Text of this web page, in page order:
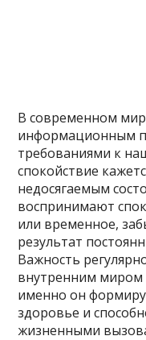
В современном
информационным
требованиями к
спокойствие
недосягаемым
воспринимают
или временное,
результат
Важность
внутренним миром
именно он
здоровье и
жизненными